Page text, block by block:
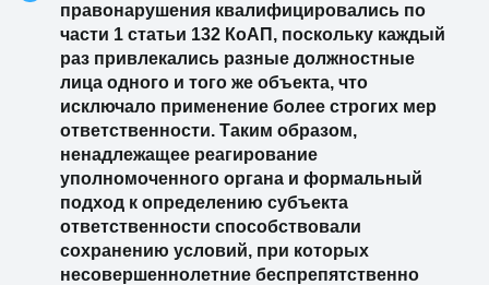
правонарушения квалифицировались по
части 1 статьи 132 КоАП, поскольку каждый
раз привлекались разные должностные
лица одного и того же объекта, что
исключало применение более строгих мер
ответственности. Таким образом,
ненадлежащее реагирование
уполномоченного органа и формальный
подход к определению субъекта
ответственности способствовали
сохранению условий, при которых
несовершеннолетние беспрепятственно